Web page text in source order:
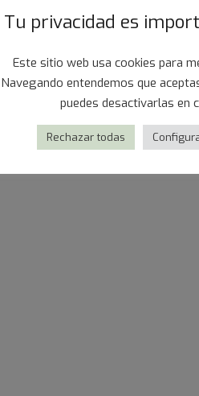
Tu privacidad es
Este sitio web usa cookies para
Navegando entendemos que
puedes desactivarlas en
Rechazar todas